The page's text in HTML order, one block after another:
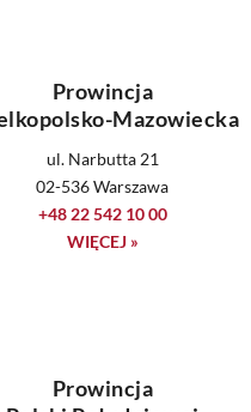
Prowincja
Mazowiecka
ul. Narbutta 21
02-536 Warszawa
+48 22 542 10 00
WIĘCEJ »
Prowincja